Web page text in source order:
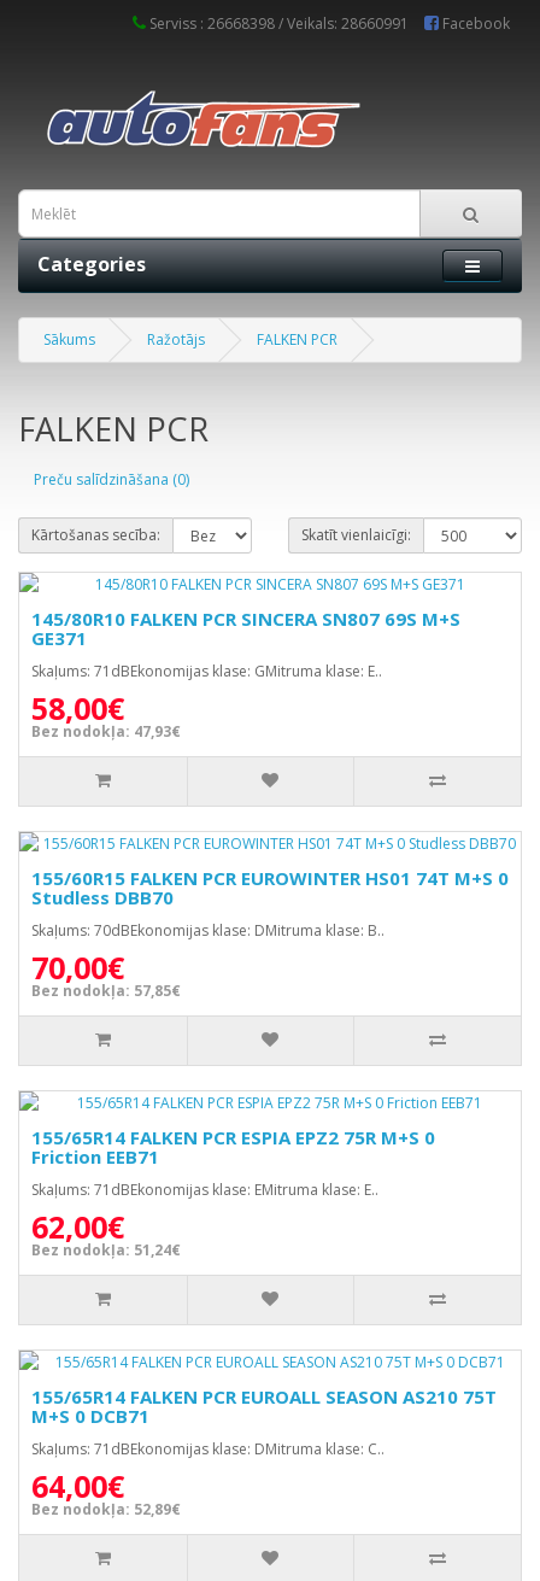
Serviss : 26668398 / Veikals: 28660991 Facebook
Categories
Sākums Ražotājs FALKEN PCR
FALKEN PCR
Preču salīdzināšana (0)
Kārtošanas secība: Skatīt vienlaicīgi:
145/80R10 FALKEN PCR SINCERA SN807 69S M+S
GE371
Skaļums: 71dBEkonomijas klase: GMitruma klase: E..
58,00€
Bez nodokļa: 47,93€
155/60R15 FALKEN PCR EUROWINTER HS01 74T M+S 0
Studless DBB70
Skaļums: 70dBEkonomijas klase: DMitruma klase: B..
70,00€
Bez nodokļa: 57,85€
155/65R14 FALKEN PCR ESPIA EPZ2 75R M+S 0
Friction EEB71
Skaļums: 71dBEkonomijas klase: EMitruma klase: E..
62,00€
Bez nodokļa: 51,24€
155/65R14 FALKEN PCR EUROALL SEASON AS210 75T
M+S 0 DCB71
Skaļums: 71dBEkonomijas klase: DMitruma klase: C..
64,00€
Bez nodokļa: 52,89€